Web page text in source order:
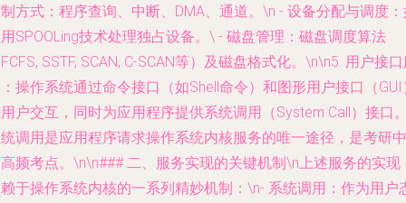
方式 ：程序查询、中断、DMA、通道。\n - 设备分配与调度
SPOOLing技术处理独占设备。\ - 磁盘管理 ：磁盘调度算法
SSTF, SCAN, C-SCAN等）及磁盘格式化。\n\n5. 用户接
：操作系统通过命令接口（如Shell命令）和图形用户接口（GUI
户交互，同时为应用程序提供系统调用（System Call）接口
调用是应用程序请求操作系统内核服务的唯一途径，是考研中
频考点。\n\n### 二、服务实现的关键机制\n上述服务的实现
于操作系统内核的一系列精妙机制：\n- 系统调用 ：作为用户